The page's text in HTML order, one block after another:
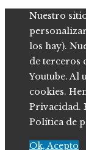
Nuestro
los hay).
de terceros
Youtube. Al
cookies.
Privacidad.
Política de
Ok, Acepto